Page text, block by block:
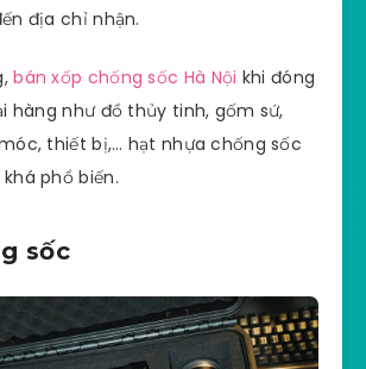
địa chỉ nhận.
bán xốp chống sốc Hà Nội khi đóng
hàng như đồ thủy tinh, gốm sứ,
thiết bị,… hạt nhựa chống sốc
phổ biến.
sốc